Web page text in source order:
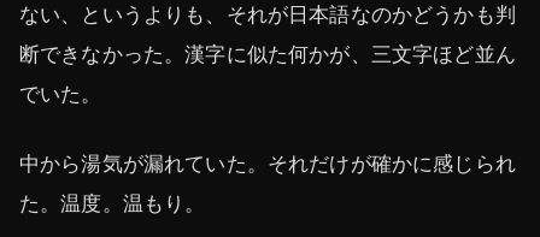
ない、というよりも、それが日本語なのかどうかも判
断できなかった。漢字に似た何かが、三文字ほど並ん
でいた。
中から湯気が漏れていた。それだけが確かに感じられ
た。温度。温もり。